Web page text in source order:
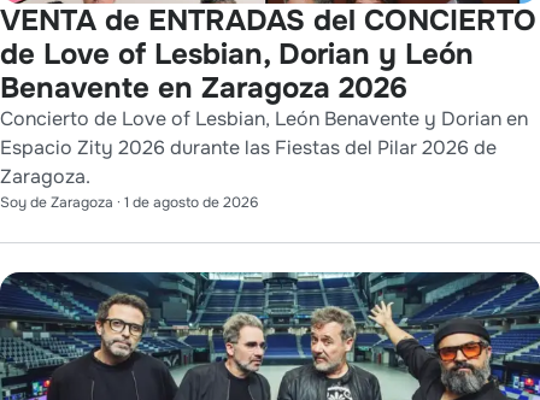
VENTA de ENTRADAS del CONCIERTO
de Love of Lesbian, Dorian y León
Benavente en Zaragoza 2026
Concierto de Love of Lesbian, León Benavente y Dorian en
Espacio Zity 2026 durante las Fiestas del Pilar 2026 de
Zaragoza.
Soy de Zaragoza · 1 de agosto de 2026